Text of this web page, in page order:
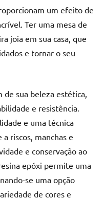
um efeito de
Ter uma mesa de
joia em sua casa, que
e tornar o seu
de sua beleza estética,
e resistência.
e uma técnica
riscos, manchas e
e conservação ao
epóxi permite uma
se uma opção
de cores e